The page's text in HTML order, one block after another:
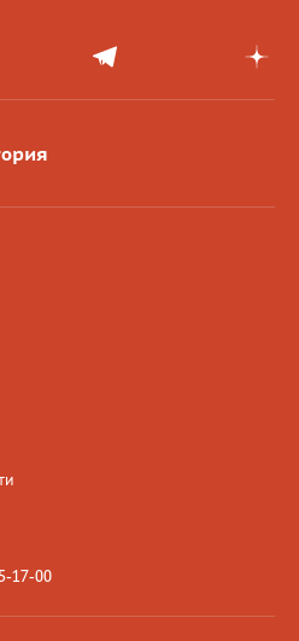
17-00